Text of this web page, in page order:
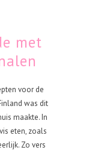
met
voor de
was dit
maakte. In
eten, zoals
Zo vers